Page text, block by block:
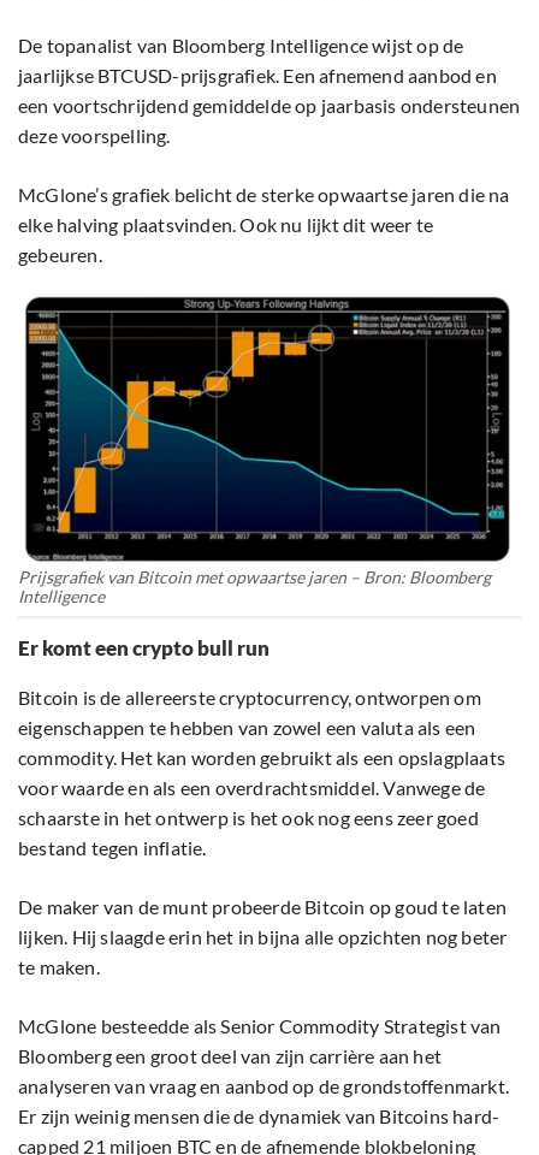
De topanalist van Bloomberg Intelligence wijst op de
jaarlijkse BTCUSD-prijsgrafiek. Een afnemend aanbod en
een voortschrijdend gemiddelde op jaarbasis ondersteunen
deze voorspelling.
McGlone’s grafiek belicht de sterke opwaartse jaren die na
elke halving plaatsvinden. Ook nu lijkt dit weer te
gebeuren.
Prijsgrafiek van Bitcoin met opwaartse jaren – Bron: Bloomberg
Intelligence
Er komt een crypto bull run
Bitcoin is de allereerste cryptocurrency, ontworpen om
eigenschappen te hebben van zowel een valuta als een
commodity. Het kan worden gebruikt als een opslagplaats
voor waarde en als een overdrachtsmiddel. Vanwege de
schaarste in het ontwerp is het ook nog eens zeer goed
bestand tegen inflatie.
De maker van de munt probeerde Bitcoin op goud te laten
lijken. Hij slaagde erin het in bijna alle opzichten nog beter
te maken.
McGlone besteedde als Senior Commodity Strategist van
Bloomberg een groot deel van zijn carrière aan het
analyseren van vraag en aanbod op de grondstoffenmarkt.
Er zijn weinig mensen die de dynamiek van Bitcoins hard-
capped 21 miljoen BTC en de afnemende blokbeloning